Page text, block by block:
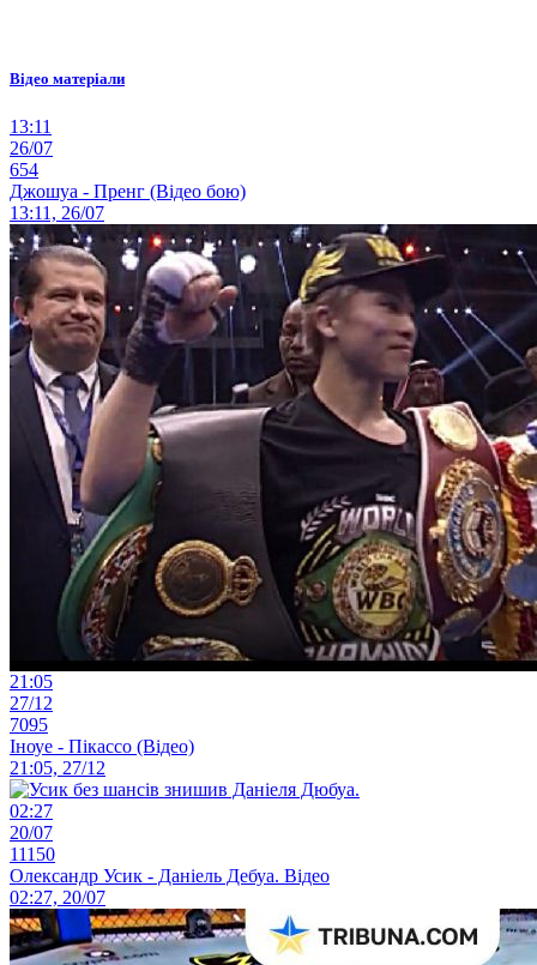
Відео матеріали
13:11
26/07
654
Джошуа - Пренг (Відео бою)
13:11, 26/07
21:05
27/12
7095
Іноуе - Пікассо (Відео)
21:05, 27/12
02:27
20/07
11150
Олександр Усик - Даніель Дебуа. Відео
02:27, 20/07